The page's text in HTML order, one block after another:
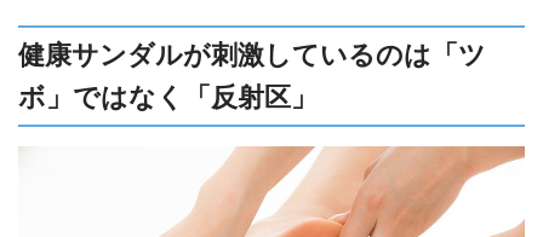
健康サンダルが刺激しているのは「ツ
ボ」ではなく「反射区」